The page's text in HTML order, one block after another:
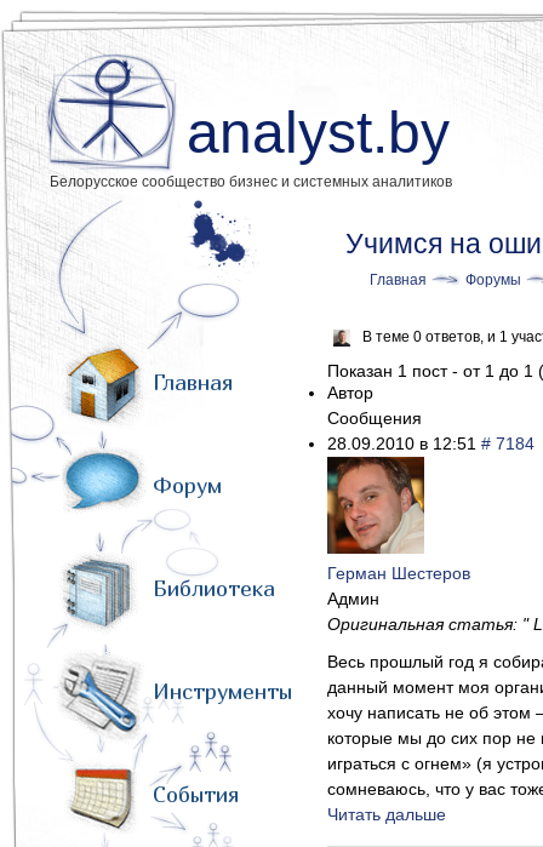
analyst.by
Белорусское сообщество бизнес и системных аналитиков
Главная
Форум
Библиотека
Инструменты
События
Учимся на
Главная Форумы
В теме 0 ответов, и 1
Показан 1 пост - от 1 до 1
Автор
Сообщения
28.09.2010 в 12:51 # 7184
Герман Шестеров
Админ
Оригинальная статья: "
Весь прошлый год я
данный момент моя
хочу написать не об этом
которые мы до сих пор не
играться с огнем» (я
сомневаюсь, что у вас
Читать дальше